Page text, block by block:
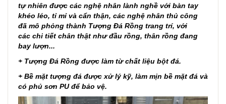
tự nhiên được các nghệ nhân lành nghề với bàn tay
khéo léo, tỉ mỉ và cẩn thận, các nghệ nhân thủ công
đã mô phỏng thành Tượng Đá Rồng trang trí, với
các chi tiết chân thật như đầu rồng, thân rồng đang
bay lượn...
+ Tượng Đá Rồng được làm từ chất liệu bột đá.
+ Bề mặt tượng đá được xử lý kỹ, làm mịn bề mặt đá và
có phủ sơn PU để bảo vệ.